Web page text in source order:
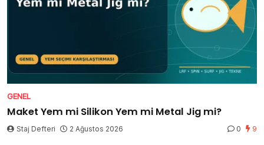
GENEL
Maket Yem mi Silikon Yem mi Metal Jig mi?
Staj Defteri 2 Ağustos 2026 0 9